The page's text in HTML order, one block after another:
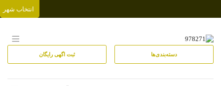
انتخاب شهر
دسته‌بندی‌ها ثبت اگهی رایگان